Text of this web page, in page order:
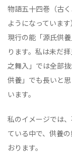
物語五十四巻（古
ようになっていま
現行の能「源氏供
ります。私は未だ
之舞入」では全部
供養」でも長いと
います。
私のイメージでは
ている中で、供養
おります。